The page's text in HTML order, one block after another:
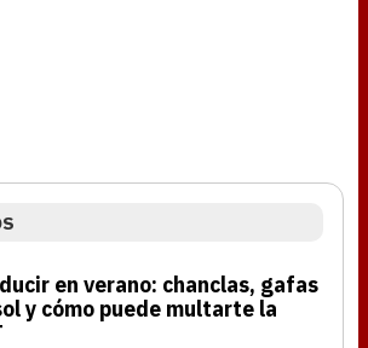
en verano: chanclas, gafas
y cómo puede multarte la